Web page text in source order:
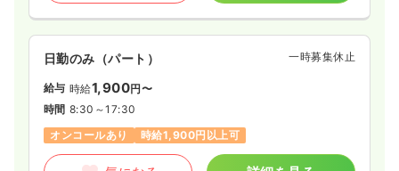
日勤のみ（パート） 一時募集休止
給与 時給1,900円〜
時間 8:30～17:30
オンコールあり
時給1,900円以上可